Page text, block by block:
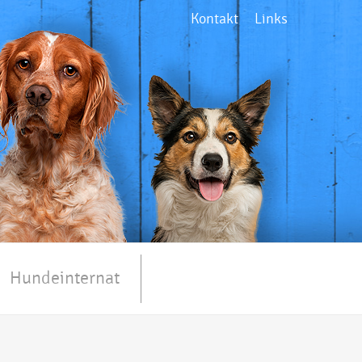
Kontakt Links
Hundeinternat